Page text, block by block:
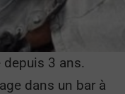
depuis 3 ans.
dans un bar à